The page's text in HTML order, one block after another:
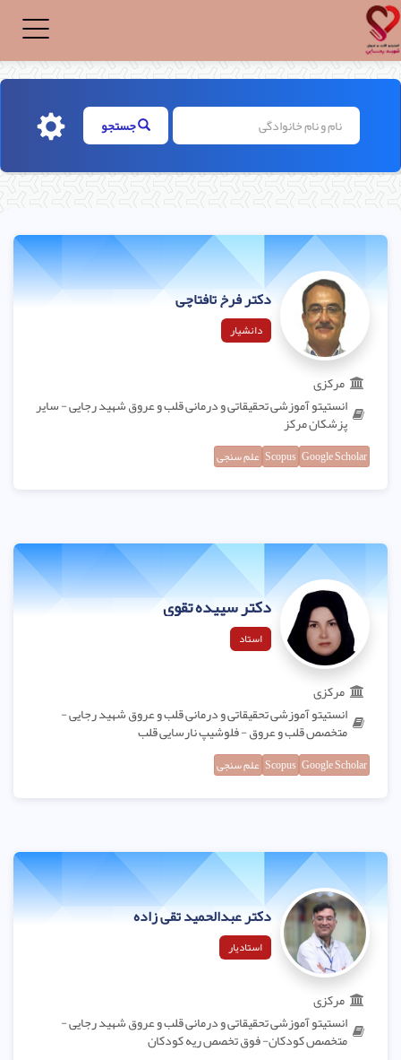
جستجو
دکتر فرخ تافتاچی
دانشیار
مرکزی
انستیتو آموزشی تحقیقاتی و درمانی قلب و عروق شهید رجایی - سایر
پزشکان مرکز
Google Scholar
Scopus علم سنجی
دکتر سپیده تقوی
استاد
مرکزی
انستیتو آموزشی تحقیقاتی و درمانی قلب و عروق شهید رجایی -
متخصص قلب و عروق - فلوشیپ نارسایی قلب
Google Scholar
Scopus علم سنجی
دکتر عبدالحمید تقی زاده
استادیار
مرکزی
انستیتو آموزشی تحقیقاتی و درمانی قلب و عروق شهید رجایی -
متخصص کودکان- فوق تخصص ریه کودکان